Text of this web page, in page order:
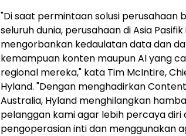
"Di saat permintaan solusi perusahaan
seluruh dunia, perusahaan di Asia
mengorbankan kedaulatan data dan
kemampuan konten maupun AI yang
regional mereka," kata Tim McIntire,
Hyland. "Dengan menghadirkan
Australia, Hyland menghilangkan
pelanggan kami agar lebih percaya diri
pengoperasian inti dan menggunakan